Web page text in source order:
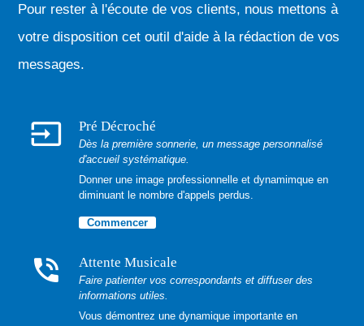
Pour rester à l'écoute de vos clients, nous mettons à
votre disposition cet outil d'aide à la rédaction de vos
messages.
input Pré Décroché
Dès la première sonnerie, un message personnalisé
d'accueil systématique.
Donner une image professionnelle et dynamimque en
diminuant le nombre d'appels perdus.
Commencer
phone_in_talk Attente Musicale
Faire patienter vos correspondants et diffuser des
informations utiles.
Vous démontrez une dynamique importante en